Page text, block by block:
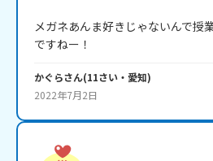
メガネあんま好きじゃないんで授
ですねー！
かぐらさん(11さい・ 愛知)
2022年7月2日